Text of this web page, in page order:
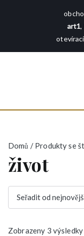
art1,
Domů / Produkty se
život
Zobrazeny 3 výsledkyS